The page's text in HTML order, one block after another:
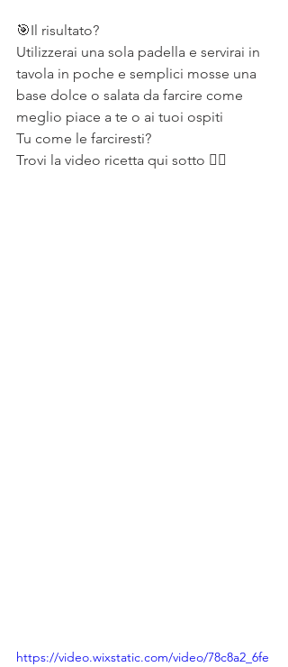
🎯Il risultato?
Utilizzerai una sola padella e servirai in
tavola in poche e semplici mosse una
base dolce o salata da farcire come
meglio piace a te o ai tuoi ospiti
Tu come le farciresti?
Trovi la video ricetta qui sotto 👇🏻
https://video.wixstatic.com/video/78c8a2_6fe